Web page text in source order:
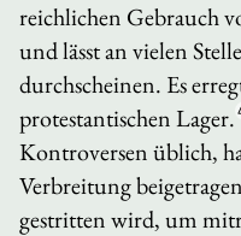
reichlichen Gebrauch
und lässt an vielen
durchscheinen. Es
protestantischen Lager.
Kontroversen üblich,
Verbreitung
gestritten wird, um